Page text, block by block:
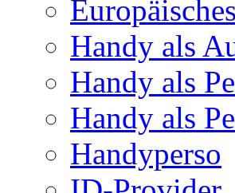
Handy als
Handy als
Handy als
Handyperso